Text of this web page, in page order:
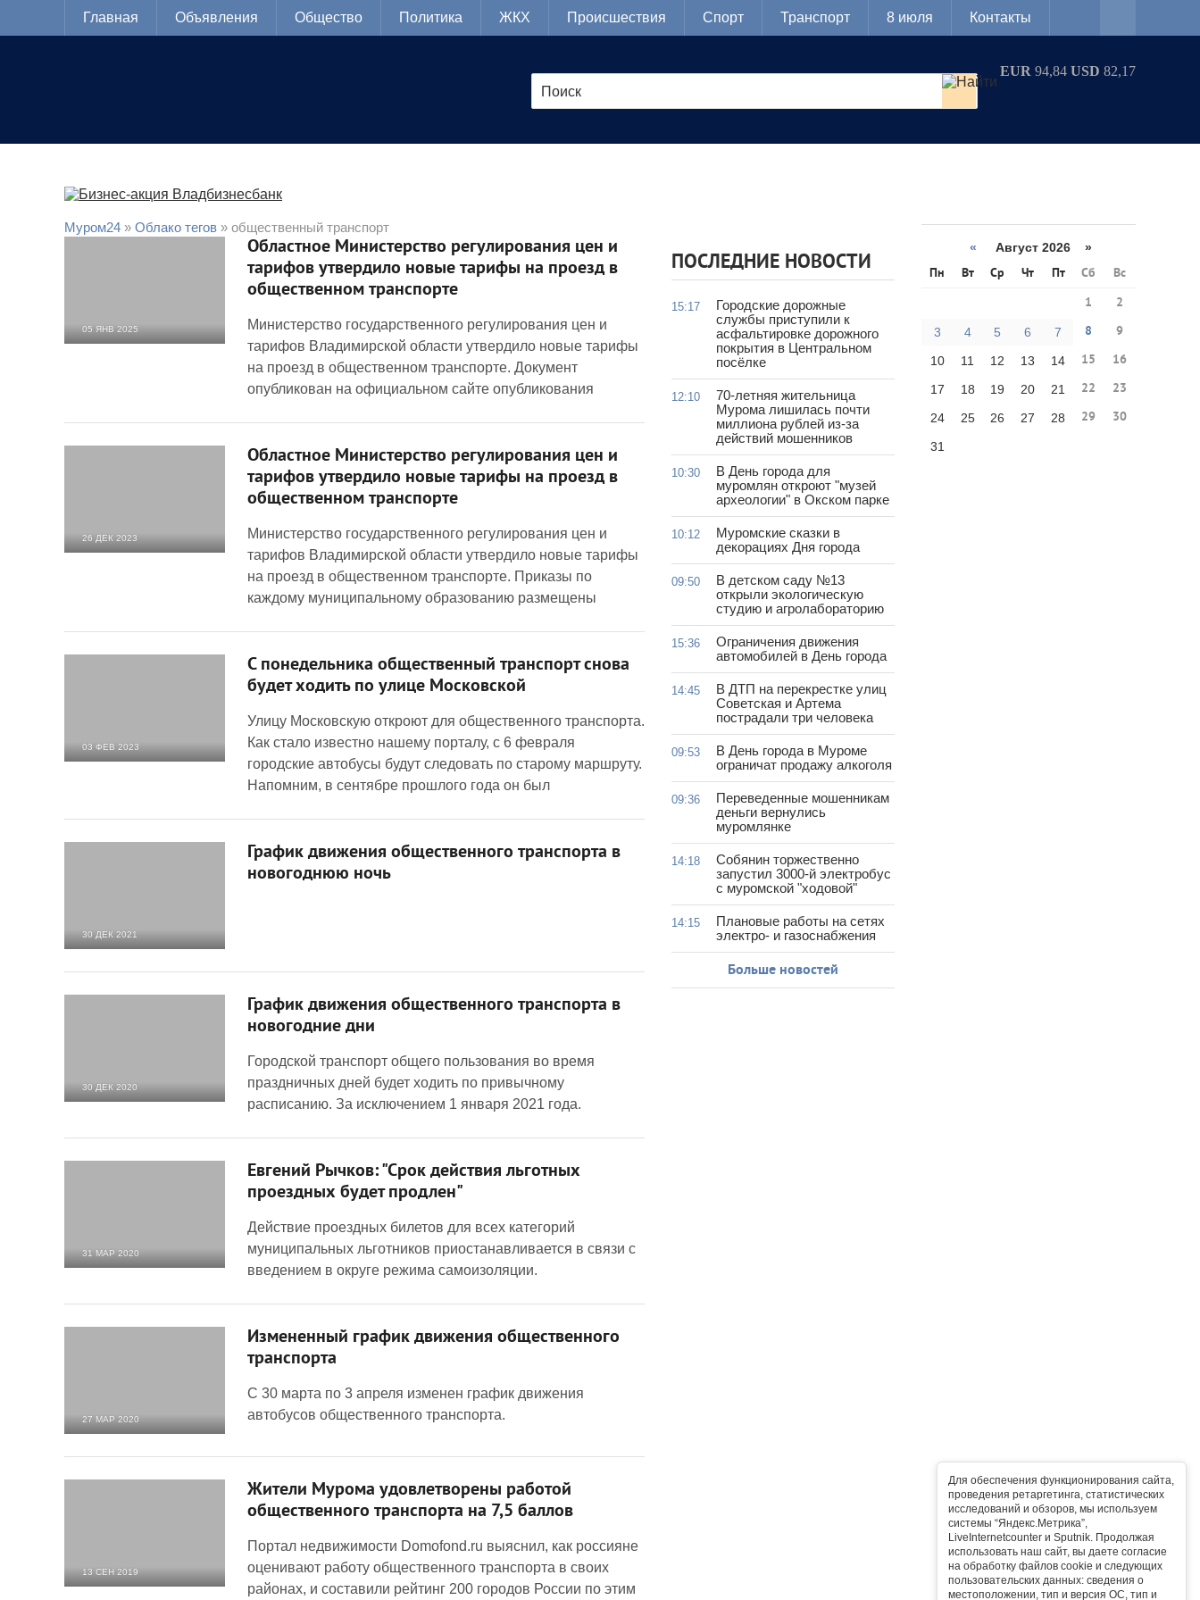
Для обеспечения функционирования сайта,
проведения ретаргетинга, статистических
исследований и обзоров, мы используем
системы “Яндекс.Метрика”,
LiveInternetcounter и Sputnik. Продолжая
использовать наш сайт, вы даете согласие
на обработку файлов cookie и следующих
пользовательских данных: сведения о
местоположении, тип и версия ОС, тип и
Главная Объявления Общество Политика ЖКХ Происшествия Спорт Транспорт 8 июля Контакты
EUR 94,84 USD 82,17
Муром24 » Облако тегов » общественный транспорт
05 ЯНВ 2025
Областное Министерство регулирования цен и
тарифов утвердило новые тарифы на проезд в
общественном транспорте
Министерство государственного регулирования цен и
тарифов Владимирской области утвердило новые тарифы
на проезд в общественном транспорте. Документ
опубликован на официальном сайте опубликования
26 ДЕК 2023
Областное Министерство регулирования цен и
тарифов утвердило новые тарифы на проезд в
общественном транспорте
Министерство государственного регулирования цен и
тарифов Владимирской области утвердило новые тарифы
на проезд в общественном транспорте. Приказы по
каждому муниципальному образованию размещены
03 ФЕВ 2023
С понедельника общественный транспорт снова
будет ходить по улице Московской
Улицу Московскую откроют для общественного транспорта.
Как стало известно нашему порталу, с 6 февраля
городские автобусы будут следовать по старому маршруту.
Напомним, в сентябре прошлого года он был
30 ДЕК 2021
График движения общественного транспорта в
новогоднюю ночь
30 ДЕК 2020
График движения общественного транспорта в
новогодние дни
Городской транспорт общего пользования во время
праздничных дней будет ходить по привычному
расписанию. За исключением 1 января 2021 года.
31 МАР 2020
Евгений Рычков: "Срок действия льготных
проездных будет продлен"
Действие проездных билетов для всех категорий
муниципальных льготников приостанавливается в связи с
введением в округе режима самоизоляции.
27 МАР 2020
Измененный график движения общественного
транспорта
C 30 марта по 3 апреля изменен график движения
автобусов общественного транспорта.
13 СЕН 2019
Жители Мурома удовлетворены работой
общественного транспорта на 7,5 баллов
Портал недвижимости Domofond.ru выяснил, как россияне
оценивают работу общественного транспорта в своих
районах, и составили рейтинг 200 городов России по этим
ПОСЛЕДНИЕ НОВОСТИ
15:17
Городские дорожные
службы приступили к
асфальтировке дорожного
покрытия в Центральном
посёлке
12:10
70-летняя жительница
Мурома лишилась почти
миллиона рублей из-за
действий мошенников
10:30
В День города для
муромлян откроют "музей
археологии" в Окском парке
10:12
Муромские сказки в
декорациях Дня города
09:50
В детском саду №13
открыли экологическую
студию и агролабораторию
15:36
Ограничения движения
автомобилей в День города
14:45
В ДТП на перекрестке улиц
Советская и Артема
пострадали три человека
09:53
В День города в Муроме
ограничат продажу алкоголя
09:36
Переведенные мошенникам
деньги вернулись
муромлянке
14:18
Собянин торжественно
запустил 3000-й электробус
с муромской "ходовой"
14:15
Плановые работы на сетях
электро- и газоснабжения
Больше новостей
« Август 2026 »
Пн Вт Ср Чт Пт Сб
Вс
1
2
3 4 5 6 7 8 9
10 11 12 13 14 15 16
17 18 19 20 21 22 23
24 25 26 27 28 29 30
31